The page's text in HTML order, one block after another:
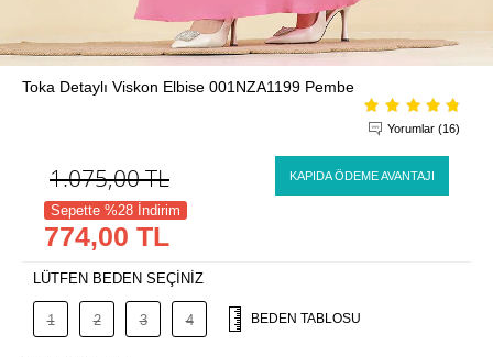
Toka Detaylı Viskon Elbise 001NZA1199 Pembe
Yorumlar (16)
1.075,00TL KAPIDA ÖDEME AVANTAJI
Sepette %28 İndirim
774,00 TL
LÜTFEN BEDEN SEÇİNİZ
1 2 3 4 BEDEN TABLOSU